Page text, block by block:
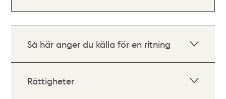
Så här anger du källa för en ritning
Rättigheter